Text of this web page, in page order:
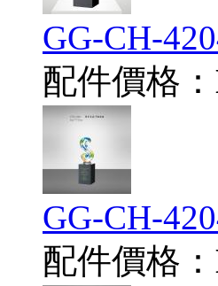
GG-CH-
配件價格：
GG-CH-
配件價格：